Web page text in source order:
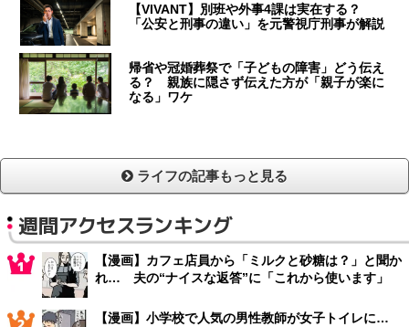
【VIVANT】別班や外事4課は実在する？
「公安と刑事の違い」を元警視庁刑事が解説
帰省や冠婚葬祭で「子どもの障害」どう伝え
る？ 親族に隠さず伝えた方が「親子が楽に
なる」ワケ
ライフの記事もっと見る
週間アクセスランキング
【漫画】カフェ店員から「ミルクと砂糖は？」と聞か
れ… 夫の“ナイスな返答”に「これから使います」
【漫画】小学校で人気の男性教師が女子トイレに…